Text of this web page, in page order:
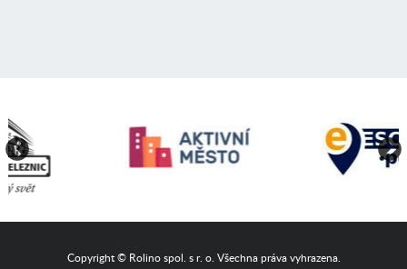
Copyright © Rolino spol. s r. o. Všechna práva vyhrazena.